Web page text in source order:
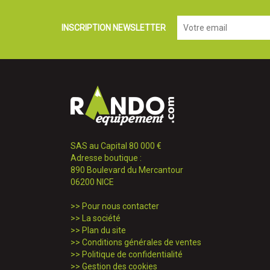
INSCRIPTION NEWSLETTER
SAS au Capital 80 000 €
Adresse boutique :
890 Boulevard du Mercantour
06200 NICE
>> Pour nous contacter
>>
La société
>> Plan du site
>> Conditions générales de ventes
>> Politique de confidentialité
>> Gestion des cookies